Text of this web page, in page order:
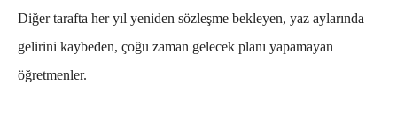
Diğer tarafta her yıl yeniden sözleşme bekleyen, yaz aylarında
gelirini kaybeden, çoğu zaman gelecek planı yapamayan
öğretmenler.